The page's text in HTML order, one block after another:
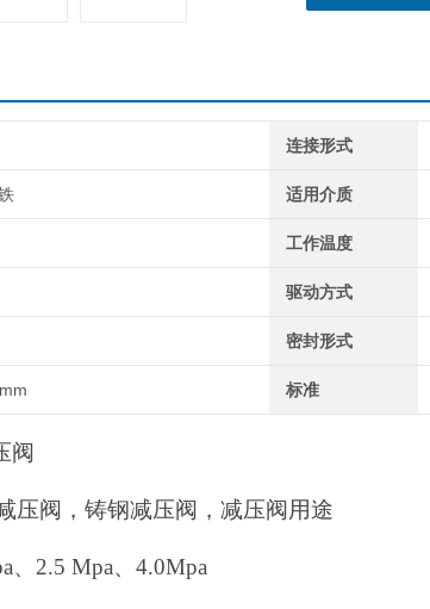
连接形式
适用介质
工作温度
驱动方式
密封形式
标准
阀
压阀，铸钢减压阀，减压阀用途
、2.5 Mpa、4.0Mpa